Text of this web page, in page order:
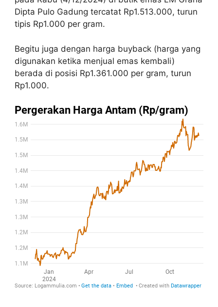
Dipta Pulo Gadung tercatat Rp1.513.000, turun
tipis Rp1.000 per gram.
Begitu juga dengan harga buyback (harga yang
digunakan ketika menjual emas kembali)
berada di posisi Rp1.361.000 per gram, turun
Rp1.000.